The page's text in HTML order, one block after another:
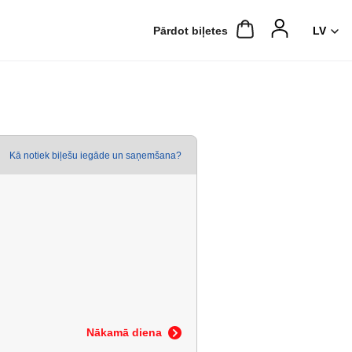
Pārdot biļetes
Kā notiek biļešu iegāde un saņemšana?
Nākamā diena